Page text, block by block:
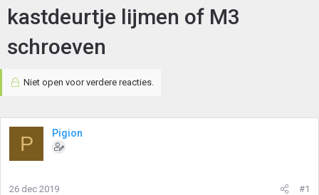
kastdeurtje lijmen of M3
schroeven
Niet open voor verdere reacties.
P Pigion
26 dec 2019 #1